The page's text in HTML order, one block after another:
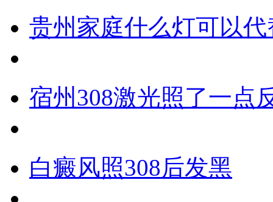
贵州家庭什么灯可以
宿州308激光照了一点
白癜风照308后发黑